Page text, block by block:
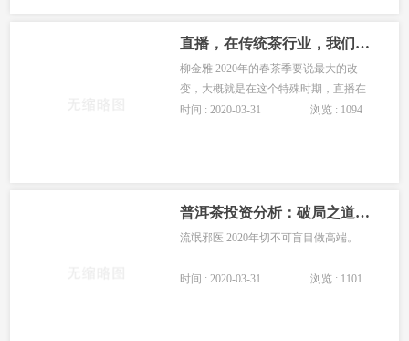
直播，在传统茶行业，我们可以抱有更多期待吗
柳金雅 2020年的春茶季要说最大的改
变，大概就是在这个特殊时期，直播在
传统茶行业真的火起来了！
时间 : 2020-03-31 浏览 : 1094
普洱茶投资分析：破局之道，把茶打造成生活必
流氓邪医 2020年切不可盲目做高端。
时间 : 2020-03-31 浏览 : 1101